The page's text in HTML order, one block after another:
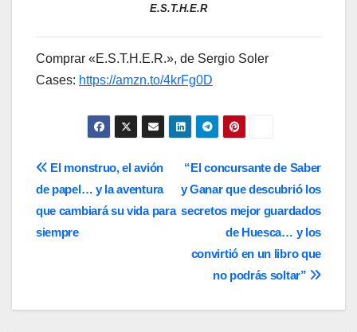
E.S.T.H.E.R
Comprar «E.S.T.H.E.R.», de Sergio Soler
Cases: https://amzn.to/4krFg0D
Navegación
de
entradas
“El concursante de Saber
y Ganar que descubrió los
secretos mejor guardados
de Huesca… y los
convirtió en un libro que
no podrás soltar”
El monstruo, el avión
de papel… y la aventura
que cambiará su vida para
siempre